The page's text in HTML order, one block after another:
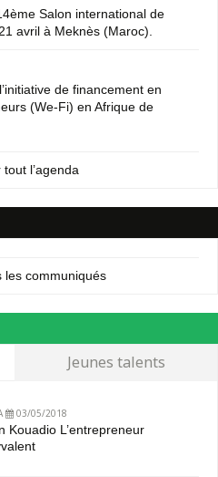
Salon international de
avril à Meknès (Maroc).
de financement en
(We-Fi) en Afrique de
l’agenda
communiqués
Jeunes talents
03/05/2018
Kouadio L’entrepreneur